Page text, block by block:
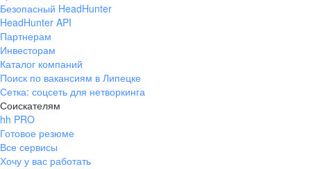
Безопасный HeadHunter
HeadHunter API
Партнерам
Инвесторам
Каталог компаний
Поиск по вакансиям в Липецке
Сетка: соцсеть для нетворкинга
Соискателям
hh PRO
Готовое резюме
Все сервисы
Хочу у вас работать